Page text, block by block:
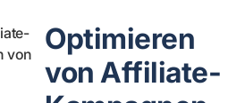
Optimieren
von Affiliate-